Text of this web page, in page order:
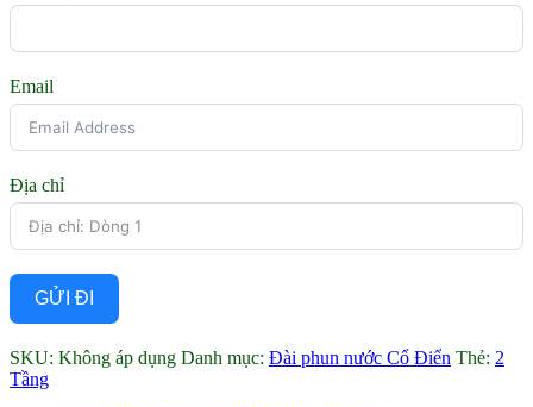
Email
Địa chỉ
GỬI ĐI
SKU: Không áp dụng Danh mục: Đài phun nước Cổ Điển Thẻ: 2
Tầng